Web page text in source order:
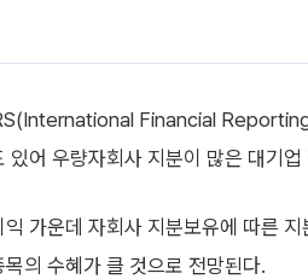
Financial
있어 우량자회사 지분이 많은 대기
가운데 자회사 지분보유에 따른
목의 수혜가 클 것으로 전망된다.